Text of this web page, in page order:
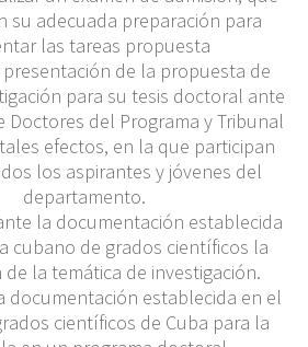
su adecuada preparación para
las tareas propuesta
presentación de la propuesta de
para su tesis doctoral ante
Doctores del Programa y Tribunal
efectos, en la que participan
los aspirantes y jóvenes del
departamento.
la documentación establecida
cubano de grados científicos la
la temática de investigación.
documentación establecida en el
científicos de Cuba para la